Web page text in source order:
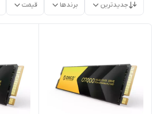
جدیدترین برندها قیمت